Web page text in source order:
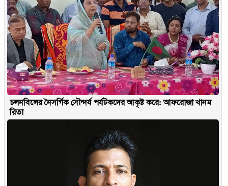
চলনবিলের নৈসর্গিক সৌন্দর্য পর্যটকদের আকৃষ্ট করে: আফরোজা খানম
রিতা